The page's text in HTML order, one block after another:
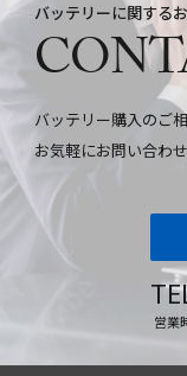
バッテリーに関する
バッテリー購入のご
お気軽にお問い合わせ
営業